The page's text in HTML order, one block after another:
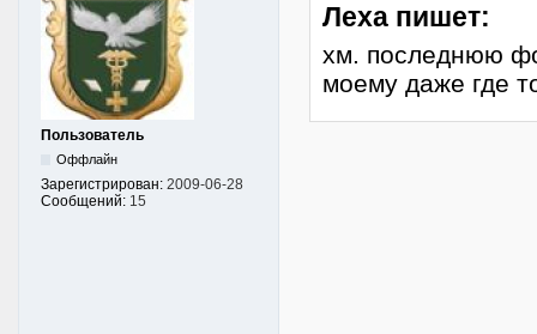
Пользователь
Оффлайн
Зарегистрирован: 2009-06-28
Сообщений: 15
Леха пишет:
хм. последнюю
моему даже где